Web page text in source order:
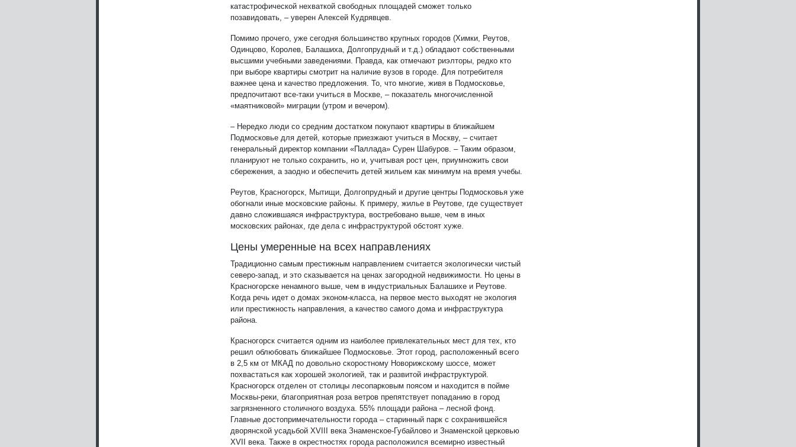
катастрофической нехваткой свободных площадей сможет только
позавидовать, – уверен Алексей Кудрявцев.
Помимо прочего, уже сегодня большинство крупных городов (Химки, Реутов,
Одинцово, Королев, Балашиха, Долгопрудный и т.д.) обладают собственными
высшими учебными заведениями. Правда, как отмечают риэлторы, редко кто
при выборе квартиры смотрит на наличие вузов в городе. Для потребителя
важнее цена и качество предложения. То, что многие, живя в Подмосковье,
предпочитают все-таки учиться в Москве, – показатель многочисленной
«маятниковой» миграции (утром и вечером).
– Нередко люди со средним достатком покупают квартиры в ближайшем
Подмосковье для детей, которые приезжают учиться в Москву, – считает
генеральный директор компании «Паллада» Сурен Шабуров. – Таким образом,
планируют не только сохранить, но и, учитывая рост цен, приумножить свои
сбережения, а заодно и обеспечить детей жильем как минимум на время учебы.
Реутов, Красногорск, Мытищи, Долгопрудный и другие центры Подмосковья уже
обогнали иные московские районы. К примеру, жилье в Реутове, где существует
давно сложившаяся инфраструктура, востребовано выше, чем в иных
московских районах, где дела с инфраструктурой обстоят хуже.
Цены умеренные на всех направлениях
Традиционно самым престижным направлением считается экологически чистый
северо-запад, и это сказывается на ценах загородной недвижимости. Но цены в
Красногорске ненамного выше, чем в индустриальных Балашихе и Реутове.
Когда речь идет о домах эконом-класса, на первое место выходят не экология
или престижность направления, а качество самого дома и инфраструктура
района.
Красногорск считается одним из наиболее привлекательных мест для тех, кто
решил облюбовать ближайшее Подмосковье. Этот город, расположенный всего
в 2,5 км от МКАД по довольно скоростному Новорижскому шоссе, может
похвастаться как хорошей экологией, так и развитой инфраструктурой.
Красногорск отделен от столицы лесопарковым поясом и находится в пойме
Москвы-реки, благоприятная роза ветров препятствует попаданию в город
загрязненного столичного воздуха. 55% площади района – лесной фонд.
Главные достопримечательности города – старинный парк с сохранившейся
дворянской усадьбой XVIII века Знаменское-Губайлово и Знаменской церковью
XVII века. Также в окрестностях города расположился всемирно известный